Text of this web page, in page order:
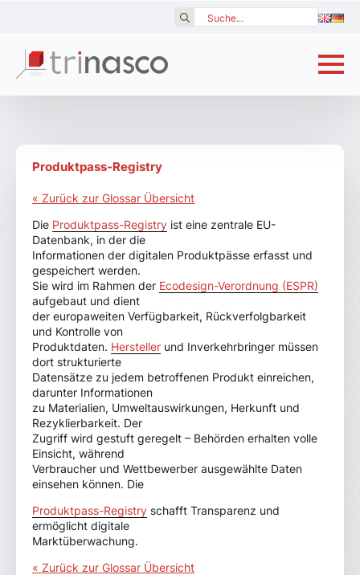
Search
Produktpass-Registry
« Zurück zur Glossar Übersicht
Die Produktpass-Registry ist eine zentrale EU-
Datenbank, in der die
Informationen der digitalen Produktpässe erfasst und
gespeichert werden.
Sie wird im Rahmen der Ecodesign-Verordnung (ESPR)
aufgebaut und dient
der europaweiten Verfügbarkeit, Rückverfolgbarkeit
und Kontrolle von
Produktdaten. Hersteller und Inverkehrbringer müssen
dort strukturierte
Datensätze zu jedem betroffenen Produkt einreichen,
darunter Informationen
zu Materialien, Umweltauswirkungen, Herkunft und
Rezyklierbarkeit. Der
Zugriff wird gestuft geregelt – Behörden erhalten volle
Einsicht, während
Verbraucher und Wettbewerber ausgewählte Daten
einsehen können. Die
Produktpass-Registry schafft Transparenz und
ermöglicht digitale
Marktüberwachung.
« Zurück zur Glossar Übersicht